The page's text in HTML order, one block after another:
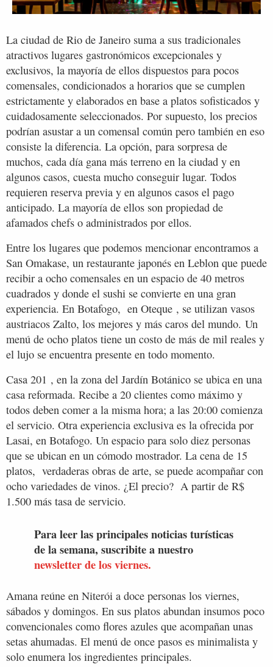
La ciudad de Rio de Janeiro suma a sus tradicionales
atractivos lugares gastronómicos excepcionales y
exclusivos, la mayoría de ellos dispuestos para pocos
comensales, condicionados a horarios que se cumplen
estrictamente y elaborados en base a platos sofisticados y
cuidadosamente seleccionados. Por supuesto, los precios
podrían asustar a un comensal común pero también en eso
consiste la diferencia. La opción, para sorpresa de
muchos, cada día gana más terreno en la ciudad y en
algunos casos, cuesta mucho conseguir lugar. Todos
requieren reserva previa y en algunos casos el pago
anticipado. La mayoría de ellos son propiedad de
afamados chefs o administrados por ellos.
Entre los lugares que podemos mencionar encontramos a
San Omakase, un restaurante japonés en Leblon que puede
recibir a ocho comensales en un espacio de 40 metros
cuadrados y donde el sushi se convierte en una gran
experiencia. En Botafogo, en Oteque , se utilizan vasos
austriacos Zalto, los mejores y más caros del mundo. Un
menú de ocho platos tiene un costo de más de mil reales y
el lujo se encuentra presente en todo momento.
Casa 201 , en la zona del Jardín Botánico se ubica en una
casa reformada. Recibe a 20 clientes como máximo y
todos deben comer a la misma hora; a las 20:00 comienza
el servicio. Otra experiencia exclusiva es la ofrecida por
Lasai, en Botafogo. Un espacio para solo diez personas
que se ubican en un cómodo mostrador. La cena de 15
platos, verdaderas obras de arte, se puede acompañar con
ocho variedades de vinos. ¿El precio? A partir de R$
1.500 más tasa de servicio.
Para leer las principales noticias turísticas
de la semana, suscribite a nuestro
newsletter de los viernes.
Amana reúne en Niterói a doce personas los viernes,
sábados y domingos. En sus platos abundan insumos poco
convencionales como flores azules que acompañan unas
setas ahumadas. El menú de once pasos es minimalista y
solo enumera los ingredientes principales.